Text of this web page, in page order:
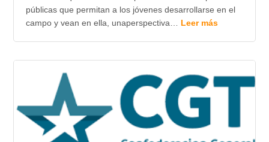
públicas que permitan a los jóvenes desarrollarse en el
campo y vean en ella, unaperspectiva… Leer más